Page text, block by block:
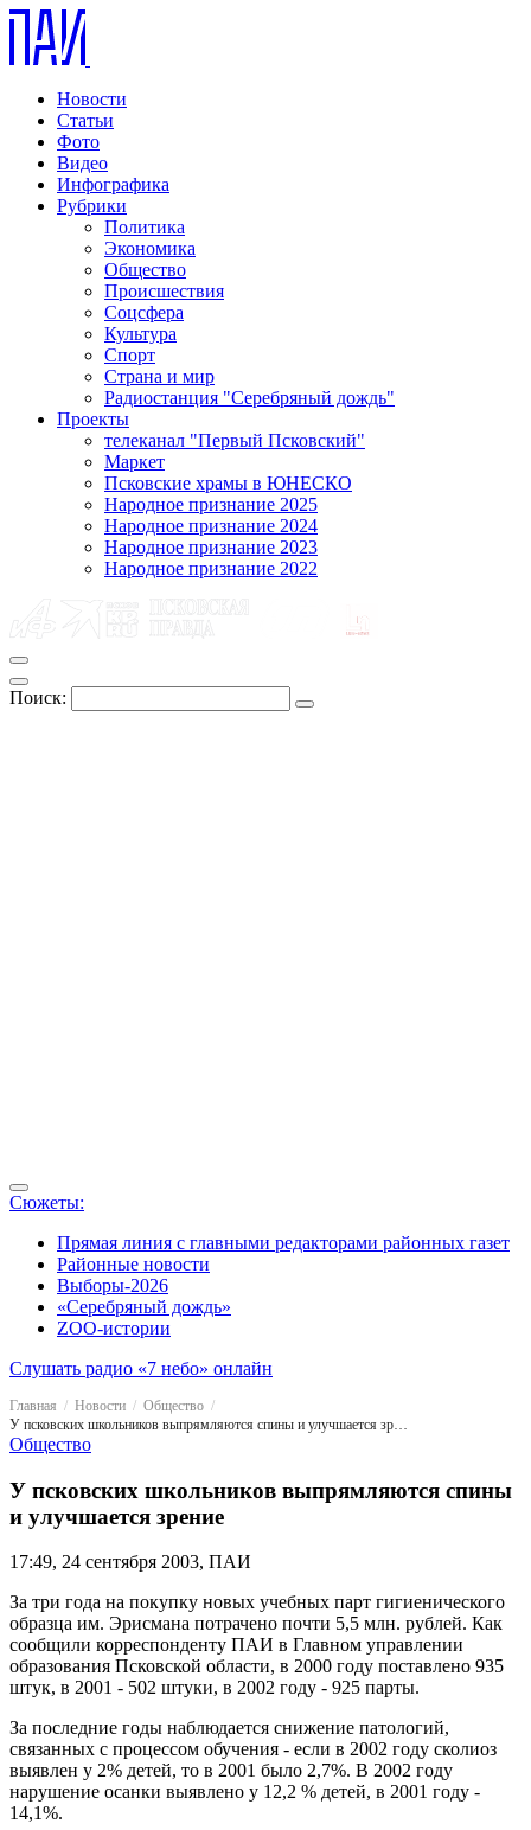
Новости
Статьи
Фото
Видео
Инфографика
Рубрики
Политика
Экономика
Общество
Происшествия
Соцсфера
Культура
Спорт
Страна и мир
Радиостанция "Серебряный дождь"
Проекты
телеканал "Первый Псковский"
Маркет
Псковские храмы в ЮНЕСКО
Народное признание 2025
Народное признание 2024
Народное признание 2023
Народное признание 2022
Поиск:
Сюжеты:
Прямая линия с главными редакторами районных газет
Районные новости
Выборы-2026
«Серебряный дождь»
ZOO-истории
Слушать радио «7 небо» онлайн
Главная Новости
Общество
У псковских школьников выпрямляются спины и улучшается зрение
Общество
У псковских школьников выпрямляются спины
и улучшается зрение
17:49, 24 сентября 2003, ПАИ
За три года на покупку новых учебных парт гигиенического
образца им. Эрисмана потрачено почти 5,5 млн. рублей. Как
сообщили корреспонденту ПАИ в Главном управлении
образования Псковской области, в 2000 году поставлено 935
штук, в 2001 - 502 штуки, в 2002 году - 925 парты.
За последние годы наблюдается снижение патологий,
связанных с процессом обучения - если в 2002 году сколиоз
выявлен у 2% детей, то в 2001 было 2,7%. В 2002 году
нарушение осанки выявлено у 12,2 % детей, в 2001 году -
14,1%.